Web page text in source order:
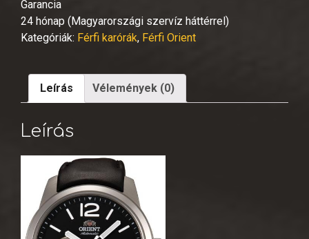
Garancia
24 hónap (Magyarországi szervíz háttérrel)
Kategóriák: Férfi karórák, Férfi Orient
Leírás Vélemények (0)
Leírás